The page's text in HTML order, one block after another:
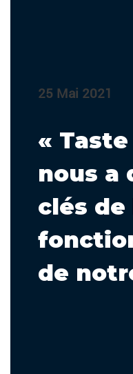
25 Mai 2021
«
nous a
clés
de